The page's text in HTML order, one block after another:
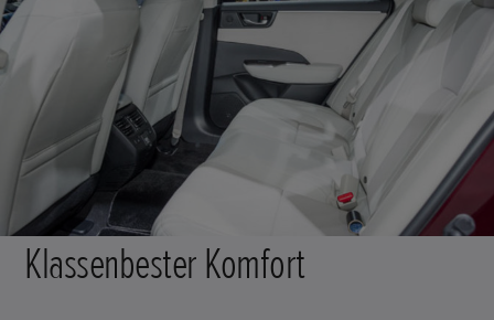
Klassenbester Komfort